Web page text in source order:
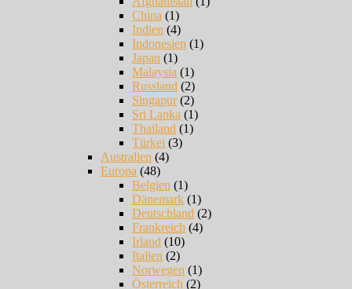
China (1)
Indien (4)
Indonesien (1)
Japan (1)
Malaysia (1)
Russland (2)
Singapur(2)
Sri Lanka (1)
Thailand (1)
Türkei (3)
Australien (4)
Europa (48)
Belgien (1)
Dänemark (1)
Deutschland (2)
Frankreich (4)
Irland (10)
Italien (2)
Norwegen (1)
Österreich (2)